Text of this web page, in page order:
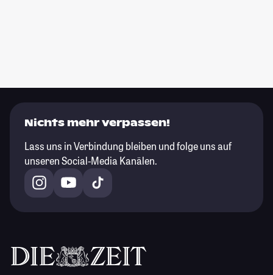
Nichts mehr verpassen!
Lass uns in Verbindung bleiben und folge uns auf
unseren Social-Media Kanälen.